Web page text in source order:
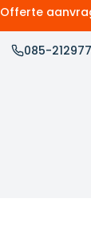
Offerte
085-